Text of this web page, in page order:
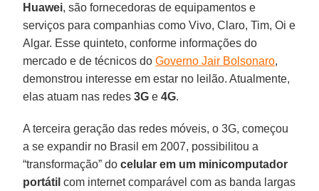
Huawei, são fornecedoras de equipamentos e
serviços para companhias como Vivo, Claro, Tim, Oi e
Algar. Esse quinteto, conforme informações do
mercado e de técnicos doGoverno Jair Bolsonaro,
demonstrou interesse em estar no leilão. Atualmente,
elas atuam nas redes3G e4G.
A terceira geração das redes móveis, o 3G, começou
a se expandir no Brasil em 2007, possibilitou a
“transformação” docelular em um minicomputador
portátil com internet comparável com as banda largas